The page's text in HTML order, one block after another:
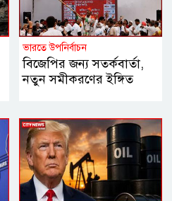
ভারতে উপনির্বাচন
বিজেপির জন্য সতর্কবার্তা,
নতুন সমীকরণের ইঙ্গিত